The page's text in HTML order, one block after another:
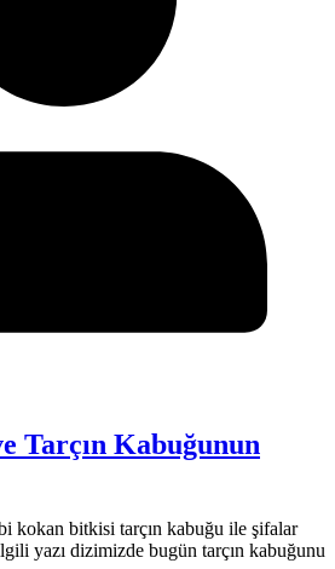
Tarçın Kabuğunun
kokan bitkisi tarçın kabuğu ile şifalar
yazı dizimizde bugün tarçın kabuğunu